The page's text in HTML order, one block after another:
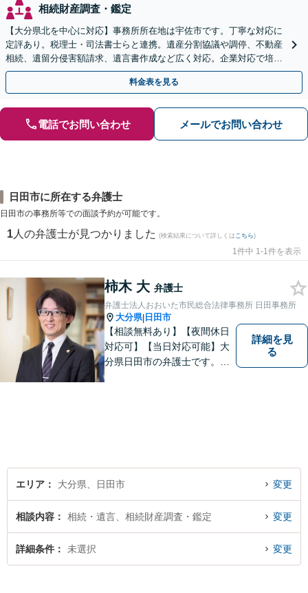
相続財産調査・鑑定
【大分県北を中心に対応】事務所所在地は宇佐市です。丁寧な対応に
定評あり。税理士・司法書士らと連携。遺産分割協議や調停、不動産
相続、遺留分侵害額請求、遺言書作成など広く対応。企業対応で培っ
た根回し・交渉力で円滑な解決を全力でサポートいたします
料金表を見る
電話でお問い合わせ メールでお問い合わせ
日田市に所在する弁護士
日田市の事務所等での面談予約が可能です。
1 人の弁護士が見つかりました (検索結果について詳しくは こちら)
1件中 1-1件を表示
柿木 大 弁護士
弁護士法人おおいた市民総合法律事務所 日田事務所
大分県| 日田市
【相談無料あり】【夜間休日
対応可】【当日対応可能】大
分県日田市の弁護士です。離
詳細を見
る
エリア 大分県、日田市 変更
相談内容 相続・遺言、相続財産調査・鑑定 変更
詳細条件 未選択 変更